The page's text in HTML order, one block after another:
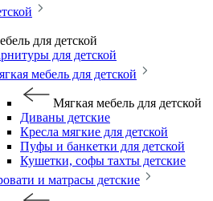
для детской
для детской
мебель для детской
Мягкая мебель для детской
Диваны детские
Кресла мягкие для детской
Пуфы и банкетки для детской
Кушетки, софы тахты детские
и матрасы детские